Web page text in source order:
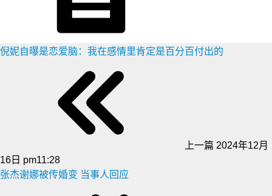
倪妮自曝是恋爱脑：我在感情里肯定是百分百付出的
上一篇 2024年12月
16日 pm11:28
张杰谢娜被传婚变 当事人回应